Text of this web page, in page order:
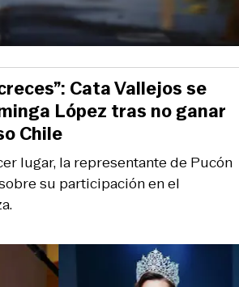
lugar, la representante de Pucón
su participación en el
Cata Vallejos se
López tras no ganar
Chile